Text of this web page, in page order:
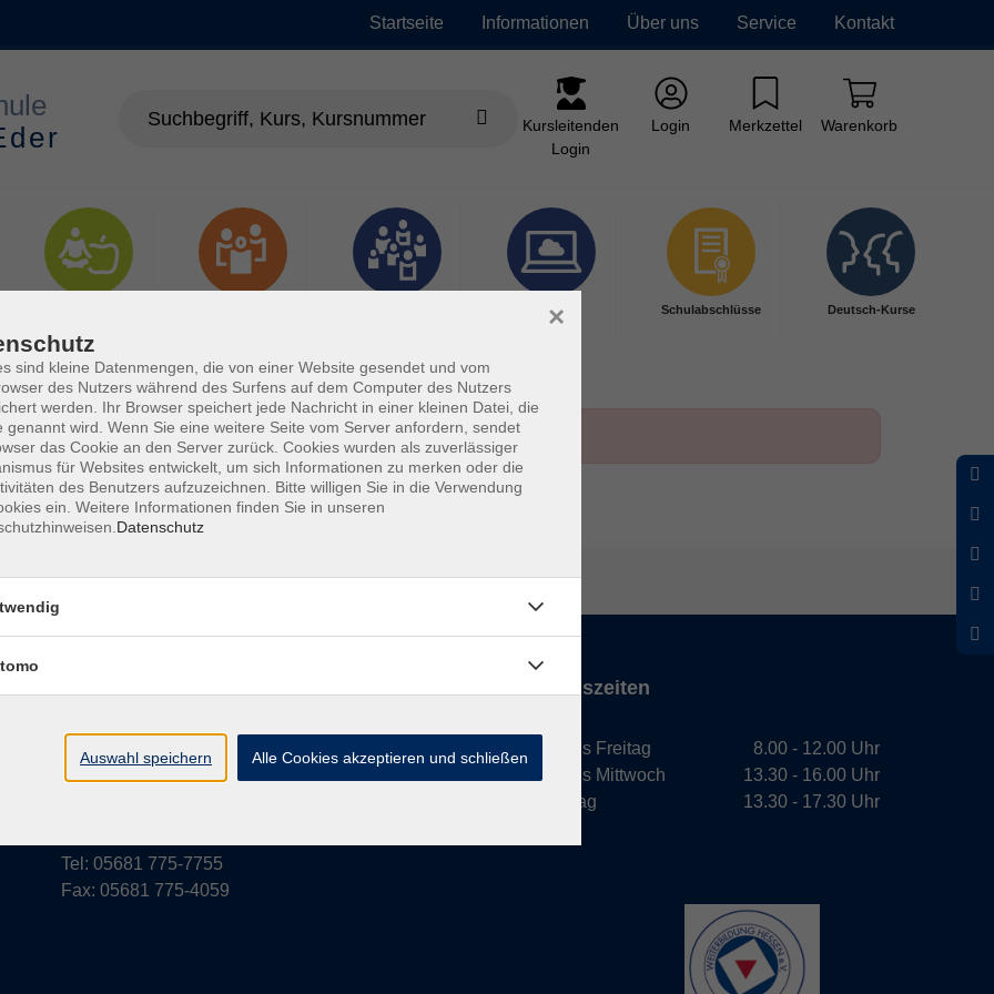
Startseite Informationen Über uns Service Kontakt
Kursleitenden
Login
Login Merkzettel Warenkorb
Digitales
Lernen
Schulabschlüsse Deutsch-Kurse
Barrierefreiheit Widerruf
Parkstraße 6
34576 Homberg (Efze)
Tel: 05681 775-7755
Fax: 05681 775-4059
Öffnungszeiten
Montag bis Freitag
Montag bis Mittwoch
Donnerstag
8.00 - 12.00 Uhr
13.30 - 16.00 Uhr
13.30 - 17.30 Uhr
sind kleine Datenmengen, die von einer Website gesendet und vom
des Nutzers während des Surfens auf dem Computer des Nutzers
werden. Ihr Browser speichert jede Nachricht in einer kleinen Datei, die
genannt wird. Wenn Sie eine weitere Seite vom Server anfordern, sendet
das Cookie an den Server zurück. Cookies wurden als zuverlässiger
für Websites entwickelt, um sich Informationen zu merken oder die
des Benutzers aufzuzeichnen. Bitte willigen Sie in die Verwendung
ein. Weitere Informationen finden Sie in unseren
Datenschutz
×
Auswahl speichern Alle Cookies akzeptieren und schließen